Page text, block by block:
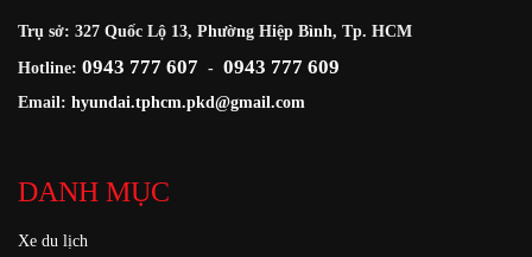
Trụ sở: 327 Quốc Lộ 13, Phường Hiệp Bình, Tp. HCM
Hotline: 0943 777 607 - 0943 777 609
Email: hyundai.tphcm.pkd@gmail.com
DANH MỤC
Xe du lịch